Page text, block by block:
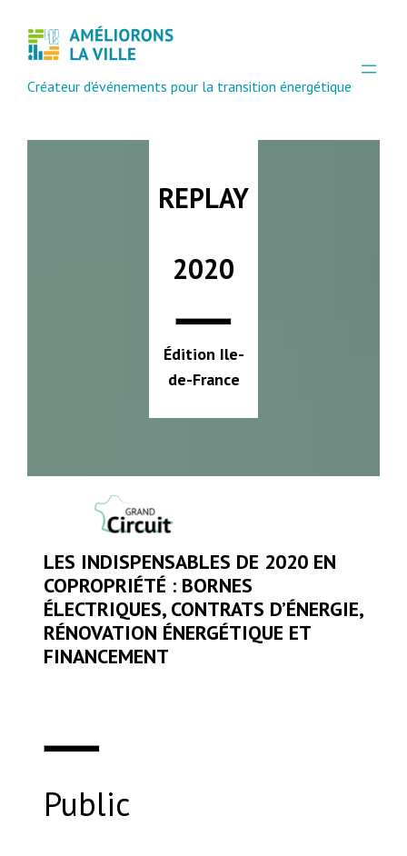
Créateur d'événements pour la transition énergétique
REPLAY
2020
Édition Ile-
de-France
LES INDISPENSABLES DE 2020 EN
COPROPRIÉTÉ : BORNES
ÉLECTRIQUES, CONTRATS D’ÉNERGIE,
RÉNOVATION ÉNERGÉTIQUE ET
FINANCEMENT
Public